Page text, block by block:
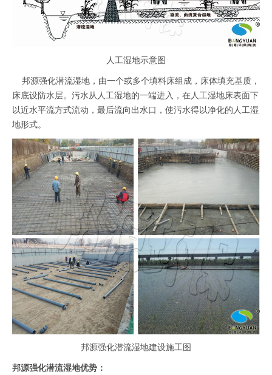
人工湿地示意图
邦源强化潜流湿地，由一个或多个填料床组成，床体填充基质，
床底设防水层。污水从人工湿地的一端进入，在人工湿地床表面下
以近水平流方式流动，最后流向出水口，使污水得以净化的人工湿
地形式。
邦源强化潜流湿地建设施工图
邦源强化潜流湿地优势：